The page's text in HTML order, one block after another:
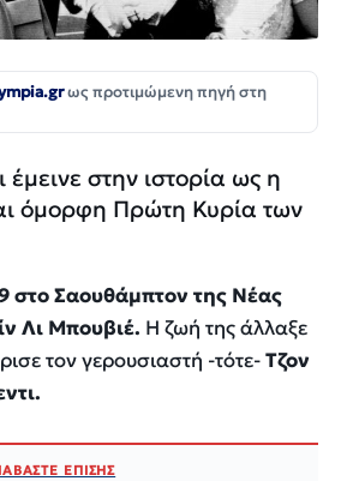
ως προτιμώμενη πηγή στη
έμεινε στην ιστορία ως η
όμορφη Πρώτη Κυρία των
στο Σαουθάμπτον της Νέας
Λι Μπουβιέ. Η ζωή της άλλαξε
τον γερουσιαστή -τότε-Τζον
ΕΠΙΣΗΣ